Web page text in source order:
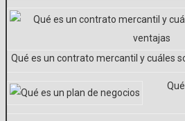
Qué es un contrato mercantil y cuáles